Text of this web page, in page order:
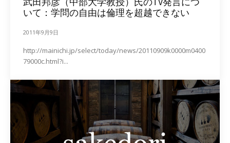
いて：学問の自由は倫理を超越できない
2011年9月9日
http://mainichi.jp/select/today/news/20110909k0000m0400
79000c.html?i...